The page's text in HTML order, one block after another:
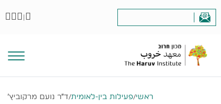
|
ראשי/פעילות בין-לאומית/ד״ר נועם מרקוביץ׳